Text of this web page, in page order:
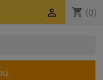
shopping_cart (0)
